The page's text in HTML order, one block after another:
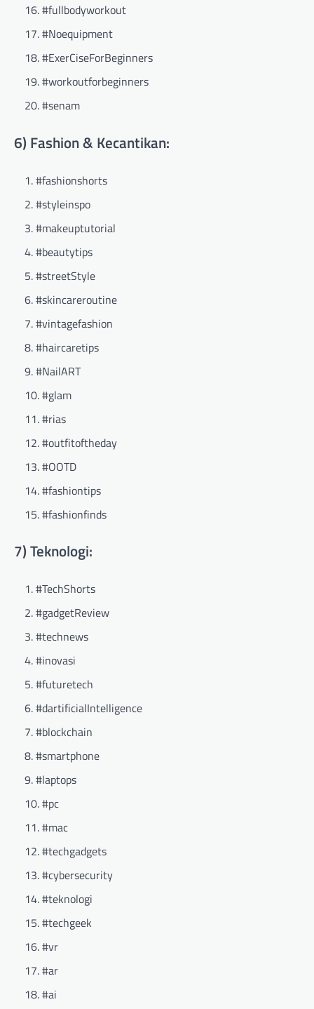
#fullbodyworkout
#Noequipment
#ExerCiseForBeginners
#workoutforbeginners
#senam
6) Fashion & Kecantikan:
#fashionshorts
#styleinspo
#makeuptutorial
#beautytips
#streetStyle
#skincareroutine
#vintagefashion
#haircaretips
#NailART
#glam
#rias
#outfitoftheday
#OOTD
#fashiontips
#fashionfinds
7) Teknologi:
#TechShorts
#gadgetReview
#technews
#inovasi
#futuretech
#dartificialIntelligence
#blockchain
#smartphone
#laptops
#pc
#mac
#techgadgets
#cybersecurity
#teknologi
#techgeek
#vr
#ar
#ai